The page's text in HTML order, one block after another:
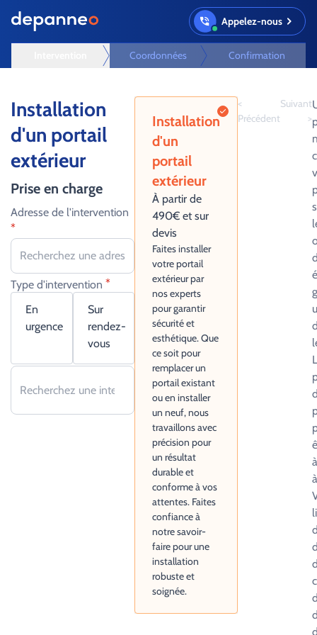
Coordonnées Confirmation
Appelez-nous
Installation
d'un portail
extérieur
Prise en charge
Adresse de l'intervention
*
Type d'intervention *
En
urgence
Sur
rendez-
vous
Installation
d'un
portail
extérieur
À partir de
490€ et sur
devis
Faites installer
votre portail
extérieur par
nos experts
pour garantir
sécurité et
esthétique. Que
ce soit pour
remplacer un
portail existant
ou en installer
un neuf, nous
travaillons avec
précision pour
un résultat
durable et
conforme à vos
attentes. Faites
confiance à
notre savoir-
faire pour une
installation
robuste et
soignée.
<
Précédent
Suivant
>